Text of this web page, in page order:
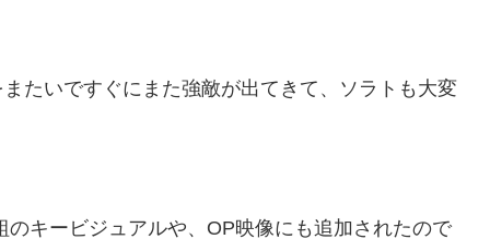
たいですぐにまた強敵が出てきて、ソラトも大変
のキービジュアルや、OP映像にも追加されたので